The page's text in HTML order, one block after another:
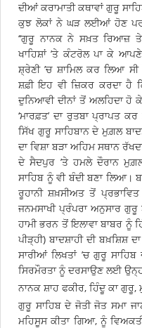
ਦੀਆਂ ਕਰਾਮਾਤੀ ਕਥਾਵਾਂ ਗੁਰੂ
ਕੁਝ ਲੋਕਾਂ ਨੇ ਘੜ ਲਈਆਂ ਹੋਣ ਪਰ
‘‘ਗੁਰੂ ਨਾਨਕ ਨੇ ਸਖ਼ਤ ਰਿਆਜ਼
ਖਾਹਿਸ਼ਾਂ ’ਤੇ ਕੰਟਰੋਲ ਪਾ ਕੇ
ਸ਼੍ਰੇਣੀ ’ਚ ਸ਼ਾਮਿਲ ਕਰ ਲਿਆ
ਸ਼ਫ਼ੀ ਇਹ ਵੀ ਜ਼ਿਕਰ ਕਰਦਾ ਹੈ
ਦੁਨਿਆਵੀ ਦੀਨਾਂ ਤੋਂ ਅਲਹਿਦਾ ਹੋ
‘ਮਾਰਫ਼ਤ’ ਦਾ ਰੁਤਬਾ ਪ੍ਰਾਪਤ
ਸਿੱਖ ਗੁਰੂ ਸਾਹਿਬਾਨ ਦੇ ਮੁਗ਼ਲ
ਦਾ ਵਿਸ਼ਾ ਬੜਾ ਅਹਿਮ ਸਥਾਨ
ਦੇ ਸੈਦਪੁਰ ’ਤੇ ਹਮਲੇ ਦੌਰਾਨ
ਸਾਹਿਬ ਨੂੰ ਵੀ ਬੰਦੀ ਬਣਾ ਲਿਆ।
ਰੂਹਾਨੀ ਸ਼ਖ਼ਸੀਅਤ ਤੋਂ
ਜਨਮਸਾਖੀ ਪ੍ਰੰਪਰਾ ਅਨੁਸਾਰ ਗੁਰੂ
ਹਾਮੀ ਭਰਨ ਤੋਂ ਇਲਾਵਾ ਬਾਬਰ ਨੂੰ
ਪੀੜ੍ਹੀ) ਬਾਦਸ਼ਾਹੀ ਦੀ ਬਖ਼ਸ਼ਿਸ਼
ਸਾਰੀਆਂ ਲਿਖਤਾਂ ’ਚ ਗੁਰੂ
ਸਿਰਮੌਰਤਾ ਨੂੰ ਦਰਸਾਉਣ ਲਈ
ਨਾਨਕ ਸ਼ਾਹ ਫਕੀਰ, ਹਿੰਦੂ ਕਾ ਗੁਰੂ,
ਗੁਰੂ ਸਾਹਿਬ ਦੇ ਜੋਤੀ ਜੋਤ ਸਮਾ
ਮਹਿਸੂਸ ਕੀਤਾ ਗਿਆ, ਨੂੰ